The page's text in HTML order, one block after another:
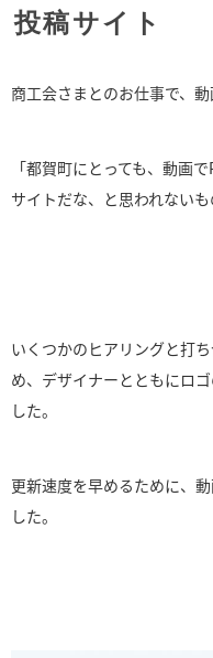
投稿サイト
商工会さまとのお仕事で、
「都賀町にとっても、動画
サイトだな、と思われない
いくつかのヒアリングと打
め、デザイナーとともにロ
した。
更新速度を早めるために、
した。